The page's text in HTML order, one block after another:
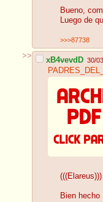
Bueno,
Luego de
>>>87738
>> xB4vevdD 30/
(((Elareus)))
Bien hecho